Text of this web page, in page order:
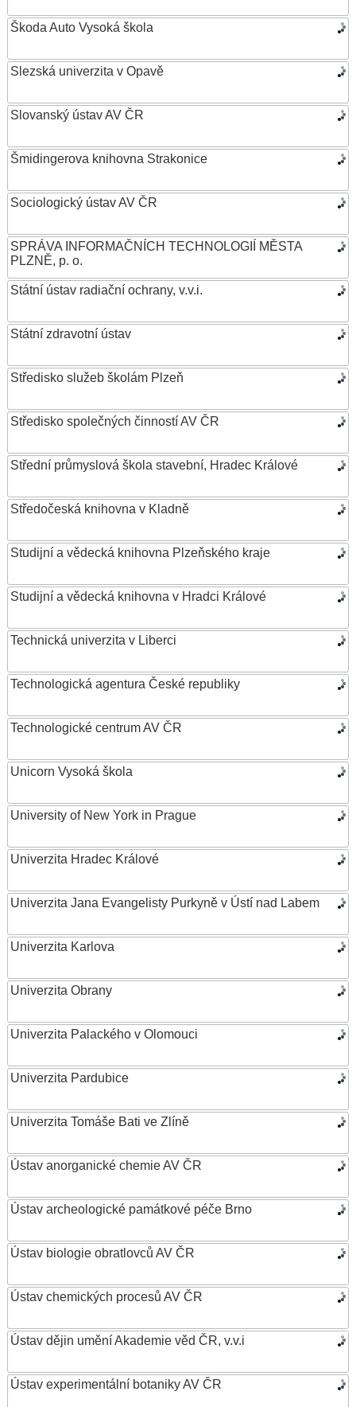
Škoda Auto Vysoká škola
Slezská univerzita v Opavě
Slovanský ústav AV ČR
Šmidingerova knihovna Strakonice
Sociologický ústav AV ČR
SPRÁVA INFORMAČNÍCH TECHNOLOGIÍ MĚSTA
PLZNĚ, p. o.
Státní ústav radiační ochrany, v.v.i.
Státní zdravotní ústav
Středisko služeb školám Plzeň
Středisko společných činností AV ČR
Střední průmyslová škola stavební, Hradec Králové
Středočeská knihovna v Kladně
Studijní a vědecká knihovna Plzeňského kraje
Studijní a vědecká knihovna v Hradci Králové
Technická univerzita v Liberci
Technologická agentura České republiky
Technologické centrum AV ČR
Unicorn Vysoká škola
University of New York in Prague
Univerzita Hradec Králové
Univerzita Jana Evangelisty Purkyně v Ústí nad Labem
Univerzita Karlova
Univerzita Obrany
Univerzita Palackého v Olomouci
Univerzita Pardubice
Univerzita Tomáše Bati ve Zlíně
Ústav anorganické chemie AV ČR
Ústav archeologické památkové péče Brno
Ústav biologie obratlovců AV ČR
Ústav chemických procesů AV ČR
Ústav dějin umění Akademie věd ČR, v.v.i
Ústav experimentální botaniky AV ČR